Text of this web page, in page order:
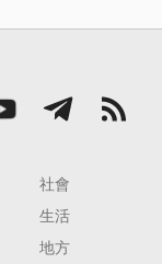
社會
生活
地方